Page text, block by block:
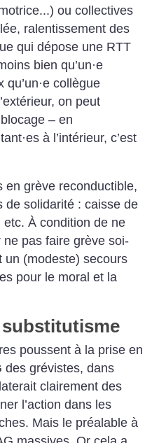
ou collectives
ralentissement des
qui dépose une RTT
bien qu’un·e
qu’un·e collègue
on peut
– en
·es à l’intérieur, c’est
en grève reconductible,
de solidarité : caisse de
À condition de ne
pas faire grève soi-
un (modeste) secours
pour le moral et la
substitutisme
poussent à la prise en
des grévistes, dans
clairement des
l’action dans les
Mais le préalable à